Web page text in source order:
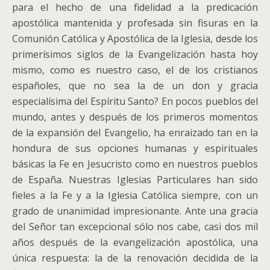
para el hecho de una fidelidad a la predicación
apostólica mantenida y profesada sin fisuras en la
Comunión Católica y Apostólica de la Iglesia, desde los
primerísimos siglos de la Evangelización hasta hoy
mismo, como es nuestro caso, el de los cristianos
españoles, que no sea la de un don y gracia
especialísima del Espíritu Santo? En pocos pueblos del
mundo, antes y después de los primeros momentos
de la expansión del Evangelio, ha enraizado tan en la
hondura de sus opciones humanas y espirituales
básicas la Fe en Jesucristo como en nuestros pueblos
de España. Nuestras Iglesias Particulares han sido
fieles a la Fe y a la Iglesia Católica siempre, con un
grado de unanimidad impresionante. Ante una gracia
del Señor tan excepcional sólo nos cabe, casi dos mil
años después de la evangelización apostólica, una
única respuesta: la de la renovación decidida de la